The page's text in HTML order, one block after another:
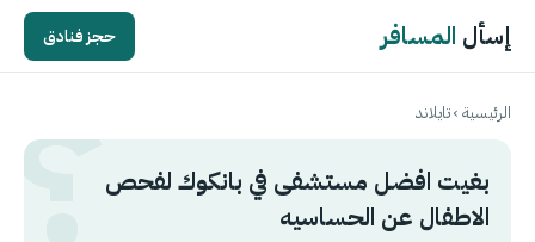
إسأل المسافر حجز فنادق
الرئيسية›تايلاند
بغيت افضل مستشفى في بانكوك لفحص
الاطفال عن الحساسيه